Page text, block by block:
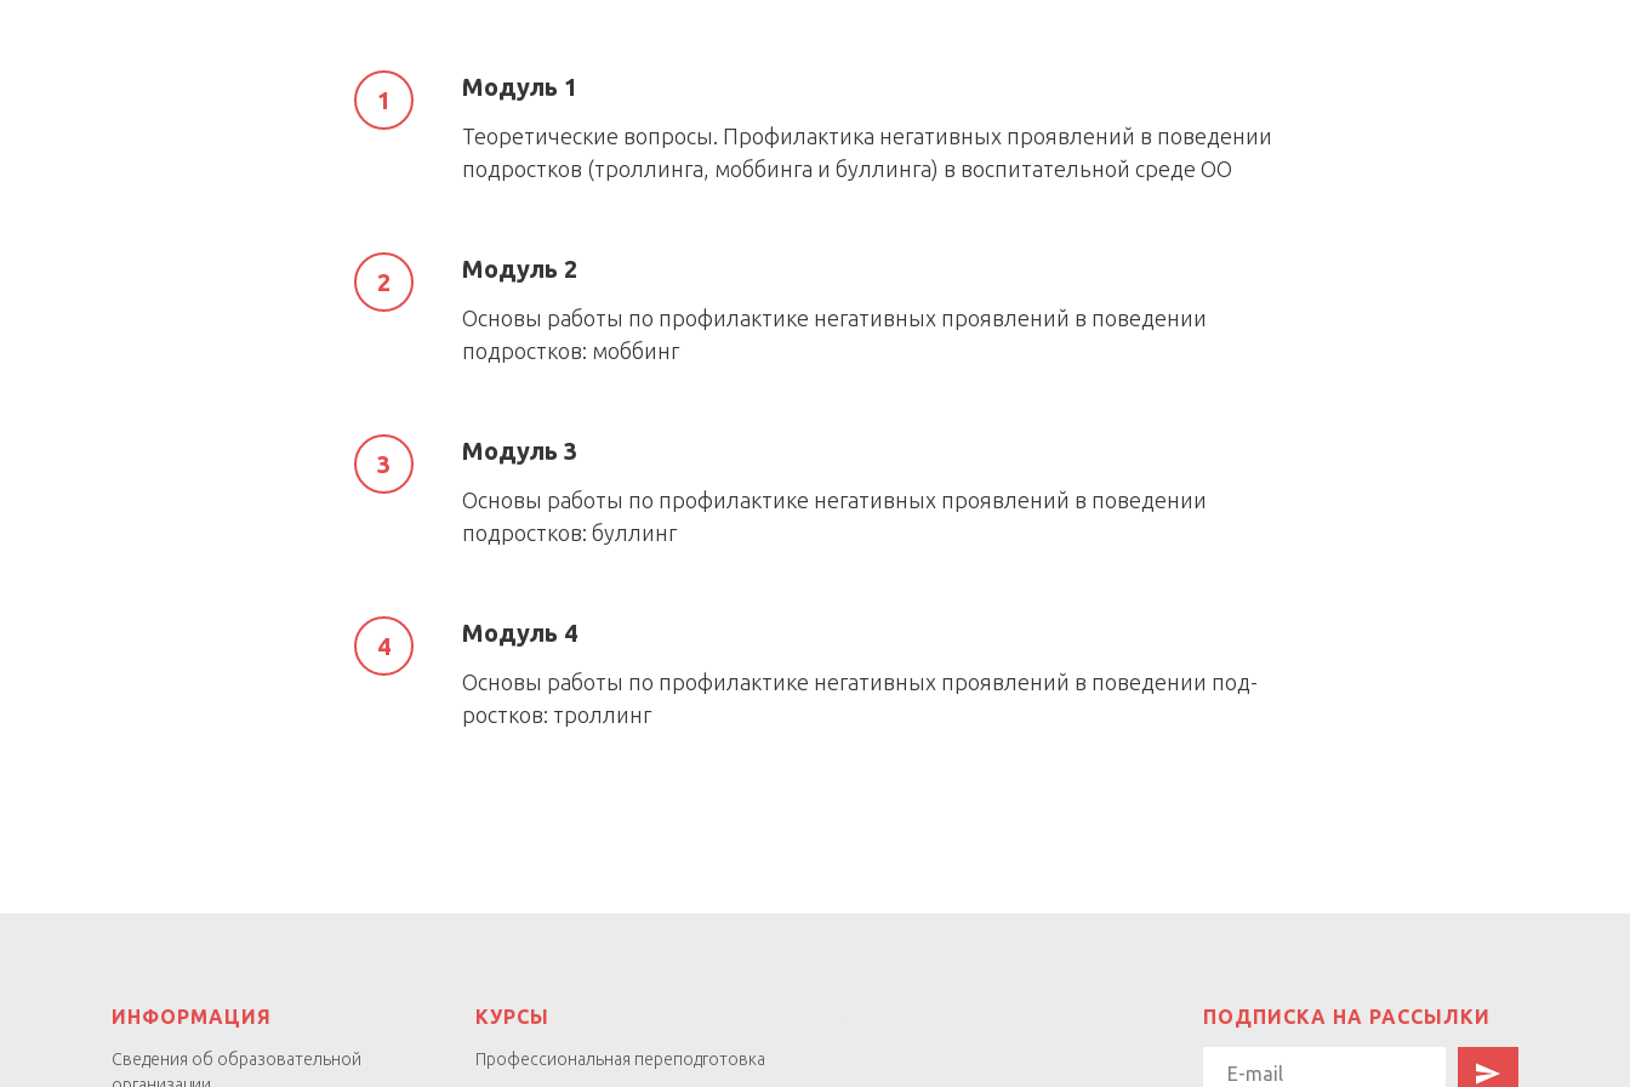
Модуль 1
Теоретические вопросы. Профилактика негативных проявлений в поведении
подростков (троллинга, моббинга и буллинга) в воспитательной среде ОО
Модуль 2
Основы работы по профилактике негативных проявлений в поведении
подростков: моббинг
Модуль 3
Основы работы по профилактике негативных проявлений в поведении
подростков: буллинг
Модуль 4
Основы работы по профилактике негативных проявлений в поведении под-
ростков: троллинг
ИНФОРМАЦИЯ
Сведения об образовательной
КУРСЫ
Профессиональная переподготовка
ПОДПИСКА НА РАССЫЛКИ